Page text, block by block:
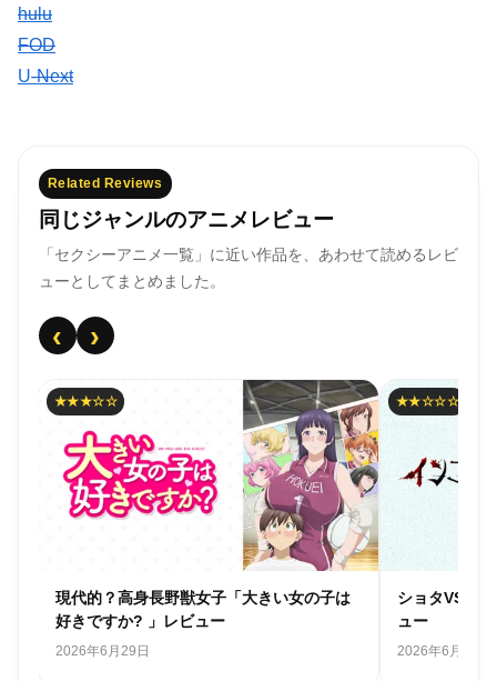
hulu
FOD
U-Next
Related Reviews
同じジャンルのアニメレビュー
「セクシーアニメ一覧」に近い作品を、あわせて読めるレビ
ューとしてまとめました。
‹ ›
★★★☆☆
現代的？高身長野獣女子「大きい女の子は
好きですか? 」レビュー
2026年6月29日
★★☆☆☆
ショタVS危
ュー
2026年6月26日